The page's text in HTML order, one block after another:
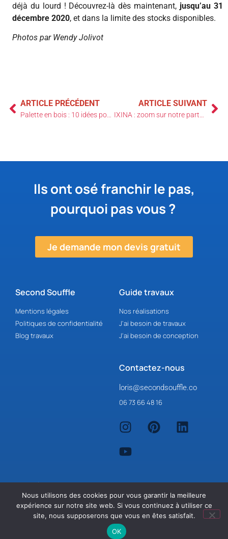
déjà du lourd ! Découvrez-là dès maintenant, jusqu’au 31
décembre 2020, et dans la limite des stocks disponibles.
Photos par Wendy Jolivot
ARTICLE PRÉCÉDENT ARTICLE SUIVANT
Ils ont osé franchir le pas,
pourquoi pas vous ?
Je demande mon devis gratuit
Guide travaux
Nos réalisations
J'ai besoin de travaux
J'ai besoin de conception
Second Souffle
Mentions légales
Politiques de confidentialité
Blog travaux
Contactez-nous
loris@secondsouffle.co
06 73 66 48 16
Nous utilisons des cookies pour vous garantir la meilleure
expérience sur notre site web. Si vous continuez à utiliser ce
site, nous supposerons que vous en êtes satisfait.
OK